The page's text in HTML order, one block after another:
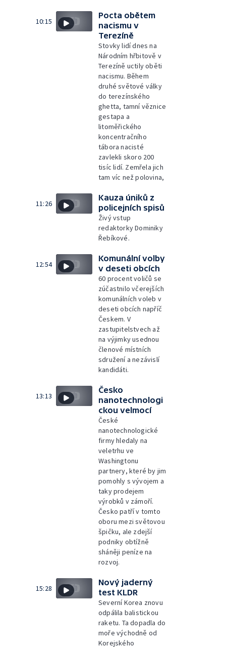
10:15
Pocta obětem
nacismu v
Terezíně
Stovky lidí dnes na
Národním hřbitově v
Terezíně uctily oběti
nacismu. Během
druhé světové války
do terezínského
ghetta, tamní věznice
gestapa a
litoměřického
koncentračního
tábora nacisté
zavlekli skoro 200
tisíc lidí. Zemřela jich
tam víc než polovina,
11:26
Kauza úniků z
policejních spisů
Živý vstup
redaktorky Dominiky
Řebíkové.
12:54
Komunální volby
v deseti obcích
60 procent voličů se
zúčastnilo včerejších
komunálních voleb v
deseti obcích napříč
Českem. V
zastupitelstvech až
na výjimky usednou
členové místních
sdružení a nezávislí
kandidáti.
13:13
Česko
nanotechnologi
ckou velmocí
České
nanotechnologické
firmy hledaly na
veletrhu ve
Washingtonu
partnery, které by jim
pomohly s vývojem a
taky prodejem
výrobků v zámoří.
Česko patří v tomto
oboru mezi světovou
špičku, ale zdejší
podniky obtížně
sháněji peníze na
rozvoj.
15:28
Nový jaderný
test KLDR
Severní Korea znovu
odpálila balistickou
raketu. Ta dopadla do
moře východně od
Korejského